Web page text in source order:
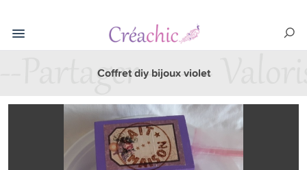
Coffret diy bijoux violet